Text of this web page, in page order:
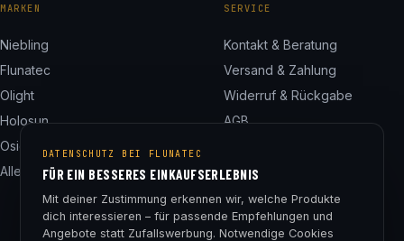
MARKEN
Niebling
Flunatec
Olight
Holosun
Osight
Alle 24 Marken
SERVICE
Kontakt & Beratung
Versand & Zahlung
Widerruf & Rückgabe
AGB
Impressum
Cookie-Einstellungen
DATENSCHUTZ BEI FLUNATEC
FÜR EIN BESSERES EINKAUFSERLEBNIS
Mit deiner Zustimmung erkennen wir, welche Produkte
dich interessieren – für passende Empfehlungen und
Angebote statt Zufallswerbung. Notwendige Cookies